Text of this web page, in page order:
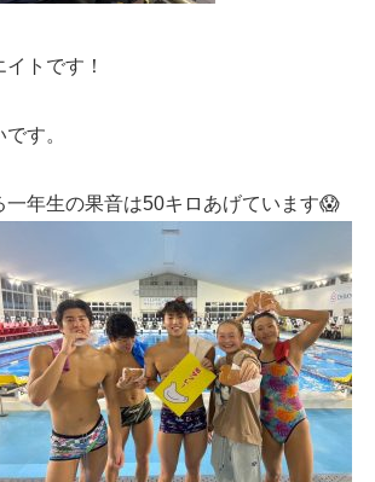
トです！
す。
一年生の果音は50キロあげています😱